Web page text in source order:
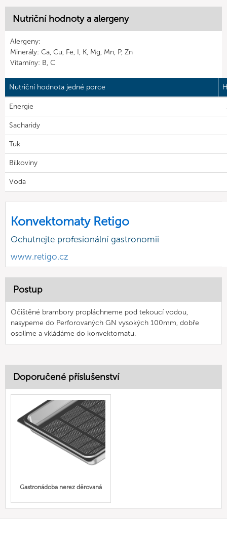
Nutriční hodnoty a alergeny
Alergeny:
Minerály: Ca, Cu, Fe, I, K, Mg, Mn, P, Zn
Vitamíny: B, C
Nutriční hodnota jedné porce
Energie
Sacharidy
Tuk
Bílkoviny
Voda
Konvektomaty Retigo
Ochutnejte profesionální gastronomii
www.retigo.cz
Postup
Očištěné brambory propláchneme pod tekoucí vodou,
nasypeme do Perforovaných GN vysokých 100mm, dobře
osolíme a vkládáme do konvektomatu.
Doporučené příslušenství
Gastronádoba nerez děrovaná